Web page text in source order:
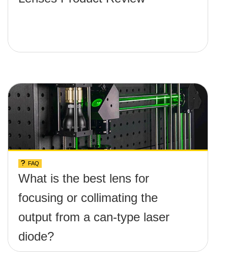
FAQ
What is the best lens for
focusing or collimating the
output from a can-type laser
diode?